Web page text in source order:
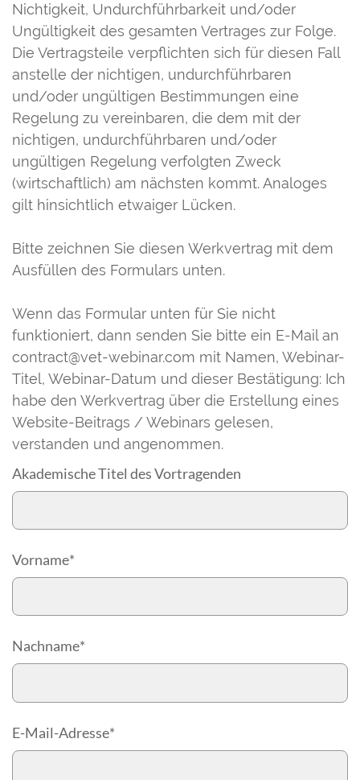
Nichtigkeit, Undurchführbarkeit und/oder
Ungültigkeit des gesamten Vertrages zur Folge.
Die Vertragsteile verpflichten sich für diesen Fall
anstelle der nichtigen, undurchführbaren
und/oder ungültigen Bestimmungen eine
Regelung zu vereinbaren, die dem mit der
nichtigen, undurchführbaren und/oder
ungültigen Regelung verfolgten Zweck
(wirtschaftlich) am nächsten kommt. Analoges
gilt hinsichtlich etwaiger Lücken.
Bitte zeichnen Sie diesen Werkvertrag mit dem
Ausfüllen des Formulars unten.
Wenn das Formular unten für Sie nicht
funktioniert, dann senden Sie bitte ein E-Mail an
contract@vet-webinar.com mit Namen, Webinar-
Titel, Webinar-Datum und dieser Bestätigung: Ich
habe den Werkvertrag über die Erstellung eines
Website-Beitrags / Webinars gelesen,
‏verstanden und angenommen.
Akademische Titel des Vortragenden
Vorname*
Nachname*
E-Mail-Adresse*